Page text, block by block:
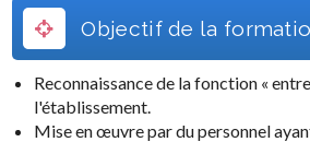
Objectif de la
Reconnaissance de la fonction «
l'établissement.
Mise en œuvre par du personnel